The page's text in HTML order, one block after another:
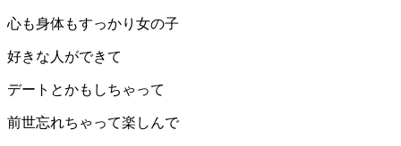
心も身体もすっかり女の子
好きな人ができて
デートとかもしちゃって
前世忘れちゃって楽しんで